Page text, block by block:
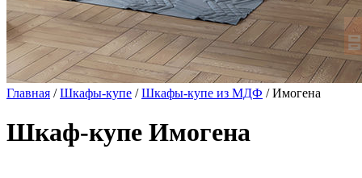
Главная /Шкафы-купе /Шкафы-купе из МДФ / Имогена
Шкаф-купе Имогена